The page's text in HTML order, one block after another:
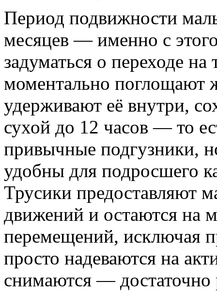
Период подвижности
месяцев ― именно с
задуматься о переходе
моментально поглощают
удерживают её внутри,
сухой до 12 часов ― то
привычные подгузники,
удобны для подросшего
Трусики предоставляют
движений и остаются на
перемещений, исключая
просто надеваются на
снимаются ― достаточно